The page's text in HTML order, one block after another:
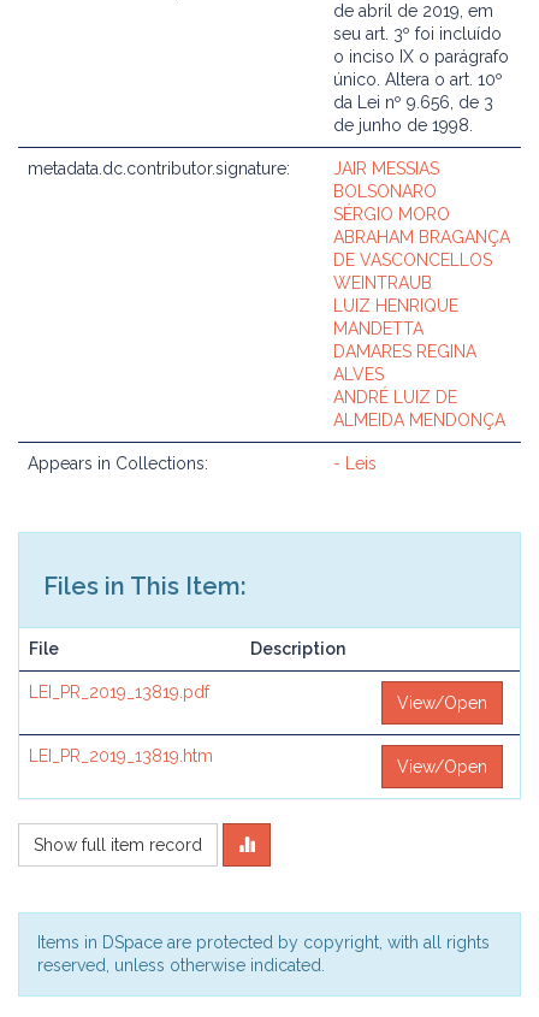
de abril de 2019, em
seu art. 3º foi incluído
o inciso IX o parágrafo
único. Altera o art. 10º
da Lei nº 9.656, de 3
de junho de 1998.
metadata.dc.contributor.signature:
JAIR MESSIAS
BOLSONARO
SÉRGIO MORO
ABRAHAM BRAGANÇA
DE VASCONCELLOS
WEINTRAUB
LUIZ HENRIQUE
MANDETTA
DAMARES REGINA
ALVES
ANDRÉ LUIZ DE
ALMEIDA MENDONÇA
Appears in Collections: - Leis
Files in This Item:
File Description
LEI_PR_2019_13819.pdf
View/Open
LEI_PR_2019_13819.htm
View/Open
Show full item record
Items in DSpace are protected by copyright, with all rights
reserved, unless otherwise indicated.